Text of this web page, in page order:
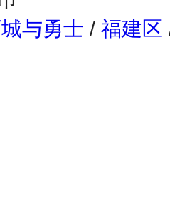
与勇士 / 福建区